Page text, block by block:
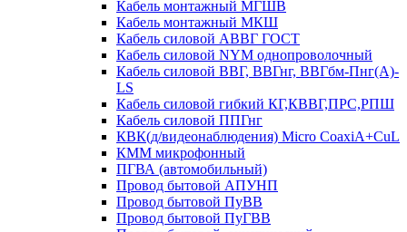
Кабель монтажный МГШВ
Кабель монтажный МКШ
Кабель силовой АВВГ ГОСТ
Кабель силовой NYM однопроволочный
Кабель силовой ВВГ, ВВГнг, ВВГбм-Пнг(А)-
LS
Кабель силовой гибкий КГ,КВВГ,ПРС,РПШ
Кабель силовой ППГнг
КВК(д/видеонаблюдения) Micro CoaxiA+CuL
КММ микрофонный
ПГВА (автомобильный)
Провод бытовой АПУНП
Провод бытовой ПуВВ
Провод бытовой ПуГВВ